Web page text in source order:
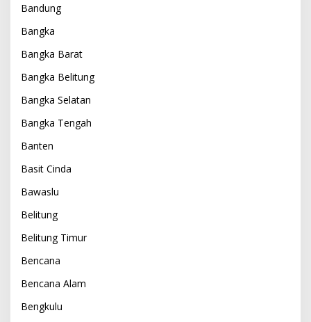
Bandung
Bangka
Bangka Barat
Bangka Belitung
Bangka Selatan
Bangka Tengah
Banten
Basit Cinda
Bawaslu
Belitung
Belitung Timur
Bencana
Bencana Alam
Bengkulu